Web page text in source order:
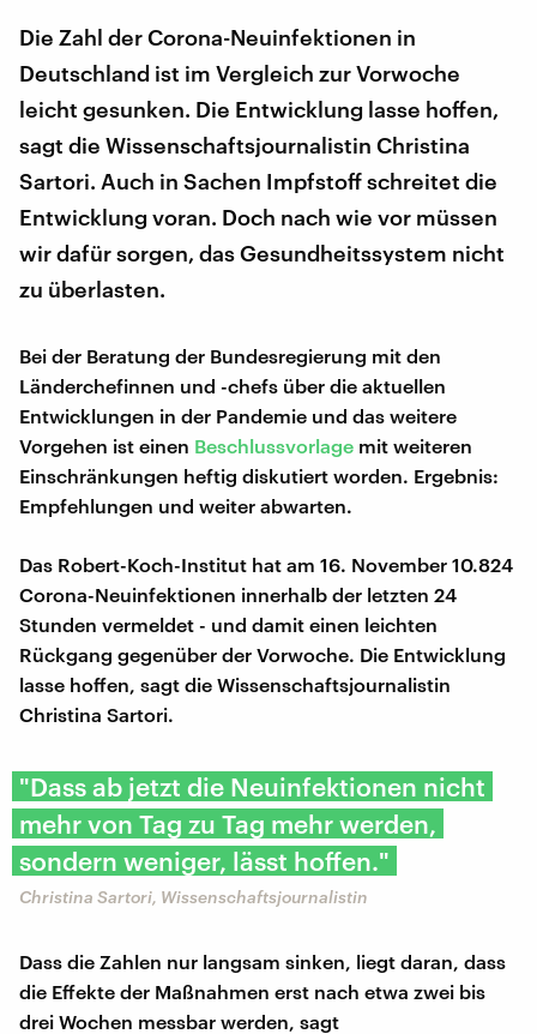
Die Zahl der Corona-Neuinfektionen in
Deutschland ist im Vergleich zur Vorwoche
leicht gesunken. Die Entwicklung lasse hoffen,
sagt die Wissenschaftsjournalistin Christina
Sartori. Auch in Sachen Impfstoff schreitet die
Entwicklung voran. Doch nach wie vor müssen
wir dafür sorgen, das Gesundheitssystem nicht
zu überlasten.
Bei der Beratung der Bundesregierung mit den
Länderchefinnen und -chefs über die aktuellen
Entwicklungen in der Pandemie und das weitere
Vorgehen ist einen Beschlussvorlage mit weiteren
Einschränkungen heftig diskutiert worden. Ergebnis:
Empfehlungen und weiter abwarten.
Das Robert-Koch-Institut hat am 16. November 10.824
Corona-Neuinfektionen innerhalb der letzten 24
Stunden vermeldet - und damit einen leichten
Rückgang gegenüber der Vorwoche. Die Entwicklung
lasse hoffen, sagt die Wissenschaftsjournalistin
Christina Sartori.
"Dass ab jetzt die Neuinfektionen nicht
mehr von Tag zu Tag mehr werden,
sondern weniger, lässt hoffen."
Christina Sartori, Wissenschaftsjournalistin
Dass die Zahlen nur langsam sinken, liegt daran, dass
die Effekte der Maßnahmen erst nach etwa zwei bis
drei Wochen messbar werden, sagt